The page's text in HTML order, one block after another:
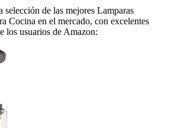
selección de las mejores Lamparas
Cocina en el mercado, con excelentes
los usuarios de Amazon: